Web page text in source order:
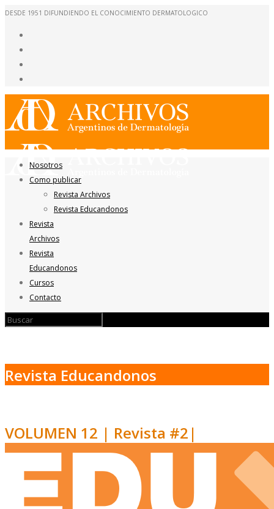
DESDE 1951 DIFUNDIENDO EL CONOCIMIENTO DERMATOLOGICO
Nosotros
Como publicar
Revista Archivos
Revista Educandonos
Revista
Archivos
Revista
Educandonos
Cursos
Contacto
Revista Educandonos
VOLUMEN 12 | Revista #2|